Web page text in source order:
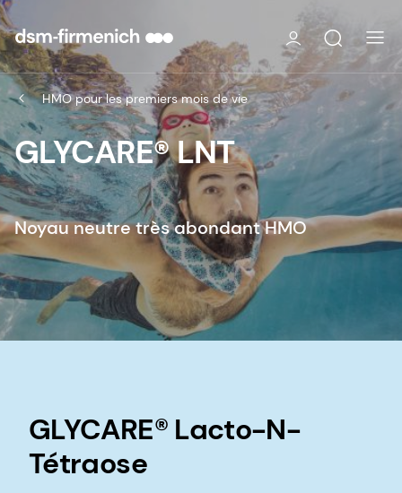
HMO pour les premiers mois de vie
GLYCARE® LNT
Noyau neutre très abondant HMO
GLYCARE® Lacto-N-
Tétraose